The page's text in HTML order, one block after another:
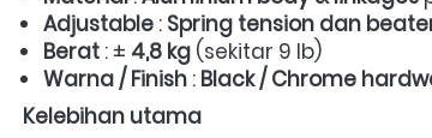
Adjustable : Spring tension dan
Berat : ± 4,8 kg (sekitar 9 lb)
Warna / Finish : Black / Chrome
Kelebihan utama